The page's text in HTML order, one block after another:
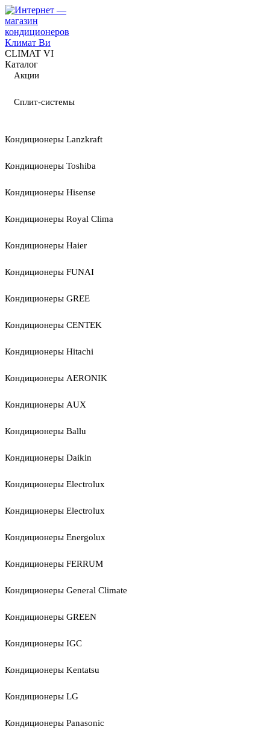
CLIMAT VI
Каталог
Акции
Сплит-системы
Кондиционеры Lanzkraft
Кондиционеры Toshiba
Кондиционеры Hisense
Кондиционеры Royal Clima
Кондиционеры Haier
Кондиционеры FUNAI
Кондиционеры GREE
Кондиционеры CENTEK
Кондиционеры Hitachi
Кондиционеры AERONIK
Кондиционеры AUX
Кондиционеры Ballu
Кондиционеры Daikin
Кондиционеры Electrolux
Кондиционеры Electrolux
Кондиционеры Energolux
Кондиционеры FERRUM
Кондиционеры General Climate
Кондиционеры GREEN
Кондиционеры IGC
Кондиционеры Kentatsu
Кондиционеры LG
Кондиционеры Panasonic